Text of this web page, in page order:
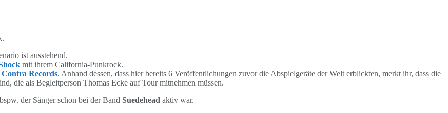
ist ausstehend.
mit ihrem California-Punkrock.
Contra Records. Anhand dessen, dass hier bereits 6 Veröffentlichungen zuvor die Abspielgeräte der Welt erblickten, merkt ihr, dass die
die als Begleitperson Thomas Ecke auf Tour mitnehmen müssen.
der Sänger schon bei der Band Suedehead aktiv war.